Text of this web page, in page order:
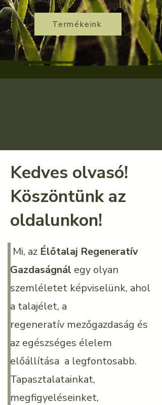
Termékeink
Kedves olvasó!
Köszöntünk az
oldalunkon!
Mi, az Élőtalaj Regeneratív
Gazdaságnál egy olyan
szemléletet képviselünk, ahol
a talajélet, a
regeneratív mezőgazdaság és
az egészséges élelem
előállítása a legfontosabb​.
Tapasztalatainkat,
megfigyeléseinket,